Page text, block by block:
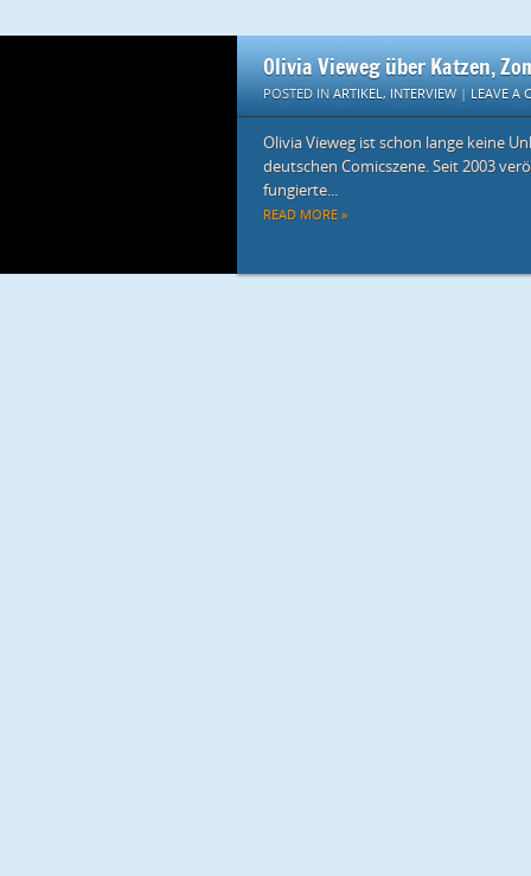
Olivia Vieweg über Katzen,
POSTED IN ARTIKEL, INTERVIEW | LEAVE A
Olivia Vieweg ist schon lange keine
deutschen Comicszene. Seit 2003
fungierte...
READ MORE »